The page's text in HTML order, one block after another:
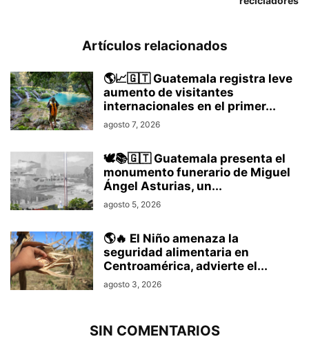
Artículos relacionados
🌎📈🇬🇹 Guatemala registra leve
aumento de visitantes
internacionales en el primer...
agosto 7, 2026
🕊️📚🇬🇹 Guatemala presenta el
monumento funerario de Miguel
Ángel Asturias, un...
agosto 5, 2026
🌎🔥 El Niño amenaza la
seguridad alimentaria en
Centroamérica, advierte el...
agosto 3, 2026
SIN COMENTARIOS